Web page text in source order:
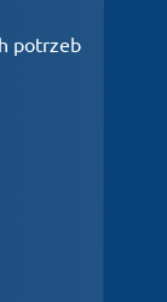
potrzeb